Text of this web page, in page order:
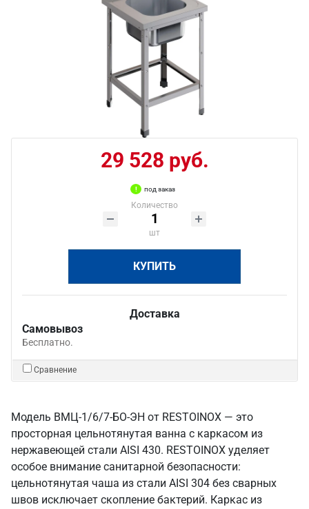
29 528 руб.
под заказ
Количество
шт
КУПИТЬ
Доставка
Самовывоз
Бесплатно.
Сравнение
Модель ВМЦ-1/6/7-БО-ЭН от RESTOINOX — это
просторная цельнотянутая ванна с каркасом из
нержавеющей стали AISI 430. RESTOINOX уделяет
особое внимание санитарной безопасности:
цельнотянутая чаша из стали AISI 304 без сварных
швов исключает скопление бактерий. Каркас из